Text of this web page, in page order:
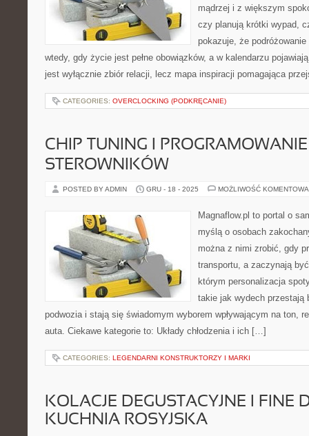
mądrzej i z większym
czy planują krótki wypad,
pokazuje, że
wtedy, gdy życie jest pełne obowiązków, a w kalendarzu
jest wyłącznie zbiór relacji, lecz mapa inspiracji pomagająca
CATEGORIES: OVERCLOCKING (PODKRĘCANIE)
CHIP TUNING I PROGRAMOWANIE
STEROWNIKÓW
POSTED BY ADMIN GRU - 18 - 2025 MOŻLIWOŚĆ
Magnaflow.pl to portal o
myślą o osobach
można z nimi zrobić, gdy
transportu, a zaczynają
którym personalizacja
takie jak wydech przestają
podwozia i stają się świadomym wyborem wpływającym na ton,
auta. Ciekawe kategorie to: Układy chłodzenia i ich […]
CATEGORIES: LEGENDARNI KONSTRUKTORZY I MARKI
KOLACJE DEGUSTACYJNE I FINE
KUCHNIA ROSYJSKA